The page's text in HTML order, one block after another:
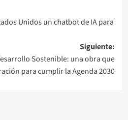
Unidos un chatbot de IA para
Siguiente:
Sostenible: una obra que
para cumplir la Agenda 2030